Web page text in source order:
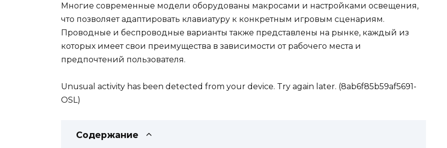
Многие современные модели оборудованы макросами и настройками освещения,
что позволяет адаптировать клавиатуру к конкретным игровым сценариям.
Проводные и беспроводные варианты также представлены на рынке, каждый из
которых имеет свои преимущества в зависимости от рабочего места и
предпочтений пользователя.
Unusual activity has been detected from your device. Try again later. (8ab6f85b59af5691-
OSL)
Содержание